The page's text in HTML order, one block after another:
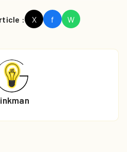
: X f W